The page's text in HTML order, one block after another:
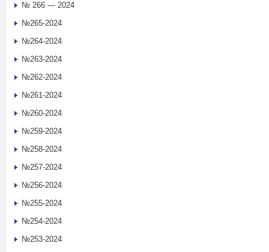
№ 266 — 2024
№265-2024
№264-2024
№263-2024
№262-2024
№261-2024
№260-2024
№259-2024
№258-2024
№257-2024
№256-2024
№255-2024
№254-2024
№253-2024